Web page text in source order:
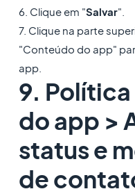
6. Clique em "Salvar".
7. Clique na parte
"Conteúdo do app"
app.
9.
do app >
status e
de